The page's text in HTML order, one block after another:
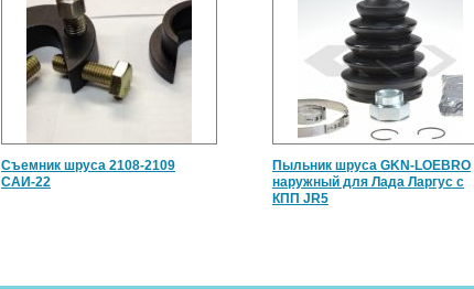
Съемник шруса 2108-2109
САИ-22
Пыльник шруса GKN-LOEBRO
наружный для Лада Ларгус с
КПП JR5